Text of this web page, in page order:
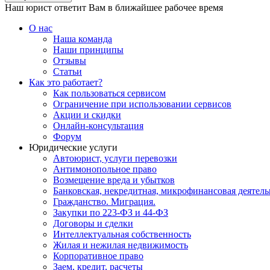
Наш юрист ответит Вам в ближайшее рабочее время
О нас
Наша команда
Наши принципы
Отзывы
Статьи
Как это работает?
Как пользоваться сервисом
Ограничение при использовании сервисов
Акции и скидки
Онлайн-консультация
Форум
Юридические услуги
Автоюрист, услуги перевозки
Антимонопольное право
Возмещение вреда и убытков
Банковская, некредитная, микрофинансовая
Гражданство. Миграция.
Закупки по 223-ФЗ и 44-ФЗ
Договоры и сделки
Интеллектуальная собственность
Жилая и нежилая недвижимость
Корпоративное право
Заем, кредит, расчеты